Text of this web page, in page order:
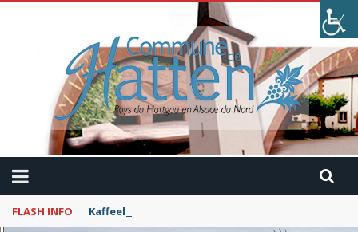
FLASH INFO Kaffeekranzel : Le Maroc en camping-car avec